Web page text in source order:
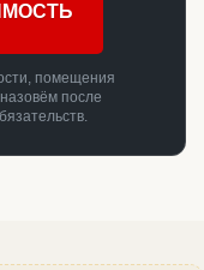
помещения
после